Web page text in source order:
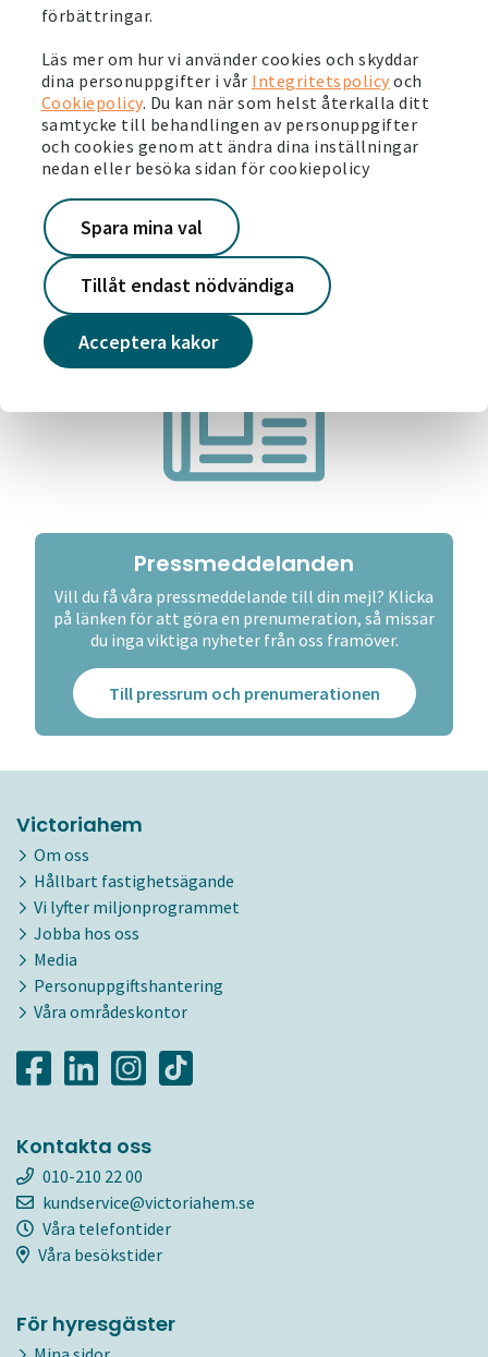
förbättringar.
Läs mer om hur vi använder cookies och skyddar
dina personuppgifter i vår Integritetspolicy och
Cookiepolicy. Du kan när som helst återkalla ditt
samtycke till behandlingen av personuppgifter
och cookies genom att ändra dina inställningar
nedan eller besöka sidan för cookiepolicy
Acceptera kakor
Spara mina val
Tillåt endast nödvändiga
Nya löparbanor uppmuntrar till mer rörelse hos
Läs mer
2024-06-07
Många insatser gör Vårby gård tryggt och
Läs mer
Pressmeddelanden
Vill du få våra pressmeddelande till din mejl? Klicka
på länken för att göra en prenumeration, så missar
du inga viktiga nyheter från oss framöver.
Till pressrum och prenumerationen
Victoriahem
Om oss
Hållbart fastighetsägande
Vi lyfter miljonprogrammet
Jobba hos oss
Media
Personuppgiftshantering
Våra områdeskontor
Kontakta oss
010-210 22 00
kundservice@victoriahem.se
Våra telefontider
Våra besökstider
För hyresgäster